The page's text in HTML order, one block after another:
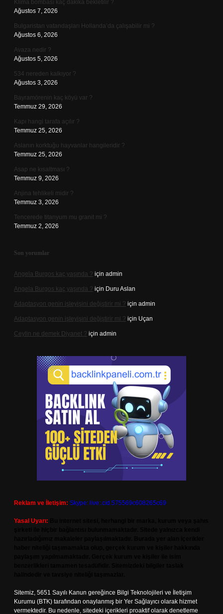
Klima bombası kaç dakika bekletilir ?
Ağustos 7, 2026
Bulgaristan vatandaşları Hollanda’da çalışabilir mi ?
Ağustos 6, 2026
Avaza nedir ?
Ağustos 5, 2026
534 nereden kalkıyor ?
Ağustos 3, 2026
Bayramörenin kaç köyü var ?
Temmuz 29, 2026
Kapı hangi tarafa açılır ?
Temmuz 25, 2026
Aslanın korktuğu hayvanlar hangileridir ?
Temmuz 25, 2026
Asap ne kısaltması ?
Temmuz 9, 2026
Anjina tehlikeli midir ?
Temmuz 3, 2026
Tencerede titanyum mu granit mi ?
Temmuz 2, 2026
Son yorumlar
Angela Burgos kaç yaşında ? için admin
Angela Burgos kaç yaşında ? için Duru Aslan
Adaptasyon genin işleyişini değiştirir mi ? için admin
Adaptasyon genin işleyişini değiştirir mi ? için Uçan
Ceylin ne demek Diyanet ? için admin
Reklam ve İletişim: Skype: live:.cid.575569c608265c69
Yasal Uyarı:
Sitemiz, 5651 Sayılı Kanun gereğince Bilgi Teknolojileri ve İletişim
Kurumu (BTK) tarafından onaylanmış bir Yer Sağlayıcı olarak hizmet
vermektedir. Bu nedenle, sitedeki içerikleri proaktif olarak denetleme